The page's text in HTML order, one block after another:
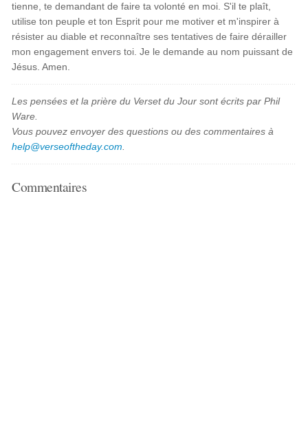
tienne, te demandant de faire ta volonté en moi. S'il te plaît,
utilise ton peuple et ton Esprit pour me motiver et m'inspirer à
résister au diable et reconnaître ses tentatives de faire dérailler
mon engagement envers toi. Je le demande au nom puissant de
Jésus. Amen.
Les pensées et la prière du Verset du Jour sont écrits par Phil
Ware.
Vous pouvez envoyer des questions ou des commentaires à
help@verseoftheday.com
Commentaires